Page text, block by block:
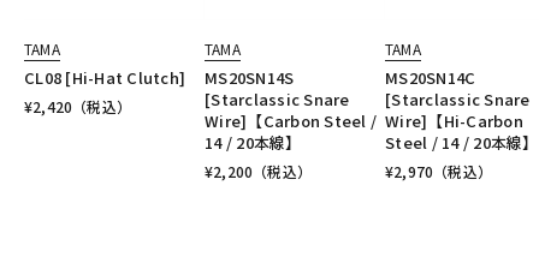
TAMA
CL08 [Hi-Hat Clutch]
¥2,420 （税込）
TAMA
MS20SN14S
[Starclassic Snare
Wire]【Carbon Steel /
14 / 20本線】
¥2,200 （税込）
TAMA
MS20SN14C
[Starclassic Snare
Wire]【Hi-Carbon
Steel / 14 / 20本線】
¥2,970 （税込）